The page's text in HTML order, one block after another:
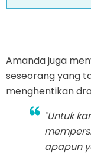
Amanda juga
seseorang yang
menghentikan
"Untuk
apapun